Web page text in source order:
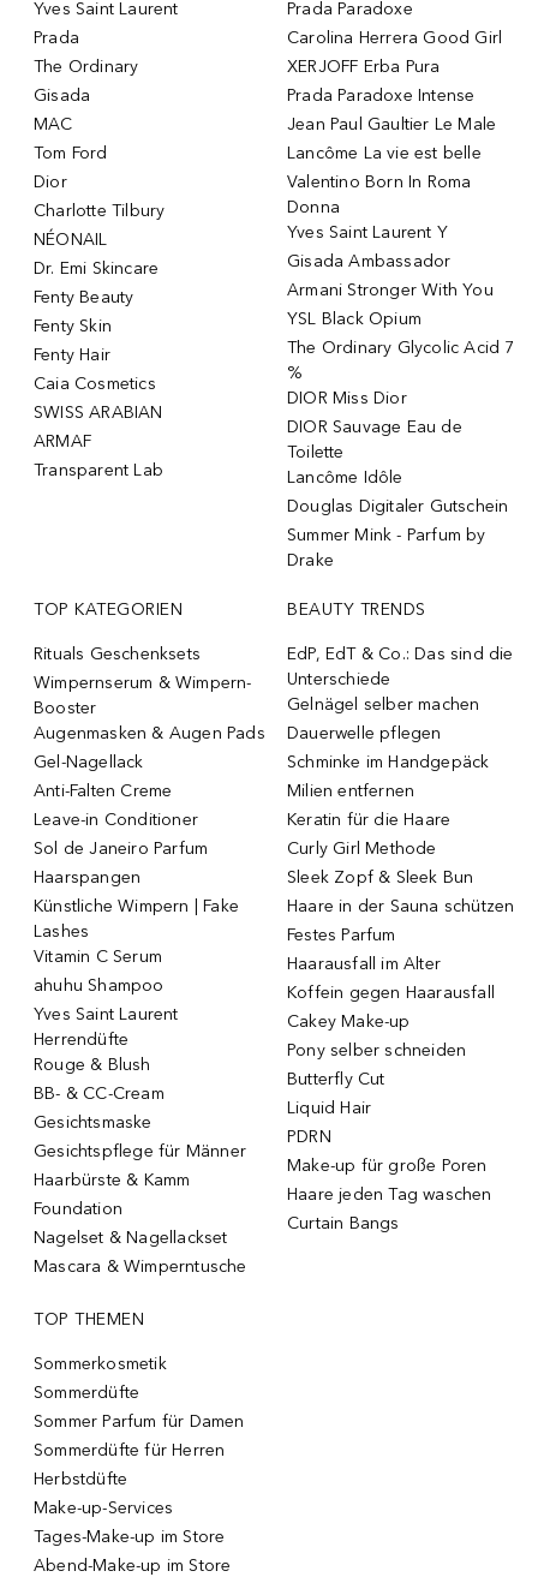
Yves Saint Laurent
Prada
The Ordinary
Gisada
MAC
Tom Ford
Dior
Charlotte Tilbury
NÉONAIL
Dr. Emi Skincare
Fenty Beauty
Fenty Skin
Fenty Hair
Caia Cosmetics
SWISS ARABIAN
ARMAF
Transparent Lab
Prada Paradoxe
Carolina Herrera Good Girl
XERJOFF Erba Pura
Prada Paradoxe Intense
Jean Paul Gaultier Le Male
Lancôme La vie est belle
Valentino Born In Roma
Donna
Yves Saint Laurent Y
Gisada Ambassador
Armani Stronger With You
YSL Black Opium
The Ordinary Glycolic Acid 7
%
DIOR Miss Dior
DIOR Sauvage Eau de
Toilette
Lancôme Idôle
Douglas Digitaler Gutschein
Summer Mink - Parfum by
Drake
TOP KATEGORIEN
Rituals Geschenksets
Wimpernserum & Wimpern-
Booster
Augenmasken & Augen Pads
Gel-Nagellack
Anti-Falten Creme
Leave-in Conditioner
Sol de Janeiro Parfum
Haarspangen
Künstliche Wimpern | Fake
Lashes
Vitamin C Serum
ahuhu Shampoo
Yves Saint Laurent
Herrendüfte
Rouge & Blush
BB- & CC-Cream
Gesichtsmaske
Gesichtspflege für Männer
Haarbürste & Kamm
Foundation
Nagelset & Nagellackset
Mascara & Wimperntusche
BEAUTY TRENDS
EdP, EdT & Co.: Das sind die
Unterschiede
Gelnägel selber machen
Dauerwelle pflegen
Schminke im Handgepäck
Milien entfernen
Keratin für die Haare
Curly Girl Methode
Sleek Zopf & Sleek Bun
Haare in der Sauna schützen
Festes Parfum
Haarausfall im Alter
Koffein gegen Haarausfall
Cakey Make-up
Pony selber schneiden
Butterfly Cut
Liquid Hair
PDRN
Make-up für große Poren
Haare jeden Tag waschen
Curtain Bangs
TOP THEMEN
Sommerkosmetik
Sommerdüfte
Sommer Parfum für Damen
Sommerdüfte für Herren
Herbstdüfte
Make-up-Services
Tages-Make-up im Store
Abend-Make-up im Store